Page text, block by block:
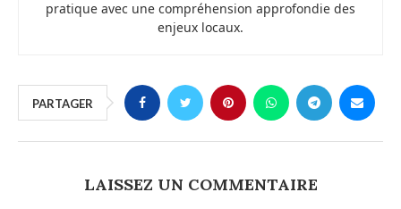
pratique avec une compréhension approfondie des
enjeux locaux.
PARTAGER
LAISSEZ UN COMMENTAIRE